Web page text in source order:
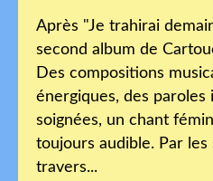
Après "Je trahirai
second album de
Des compositions
énergiques, des paroles
soignées, un chant
toujours audible. Par les
travers...